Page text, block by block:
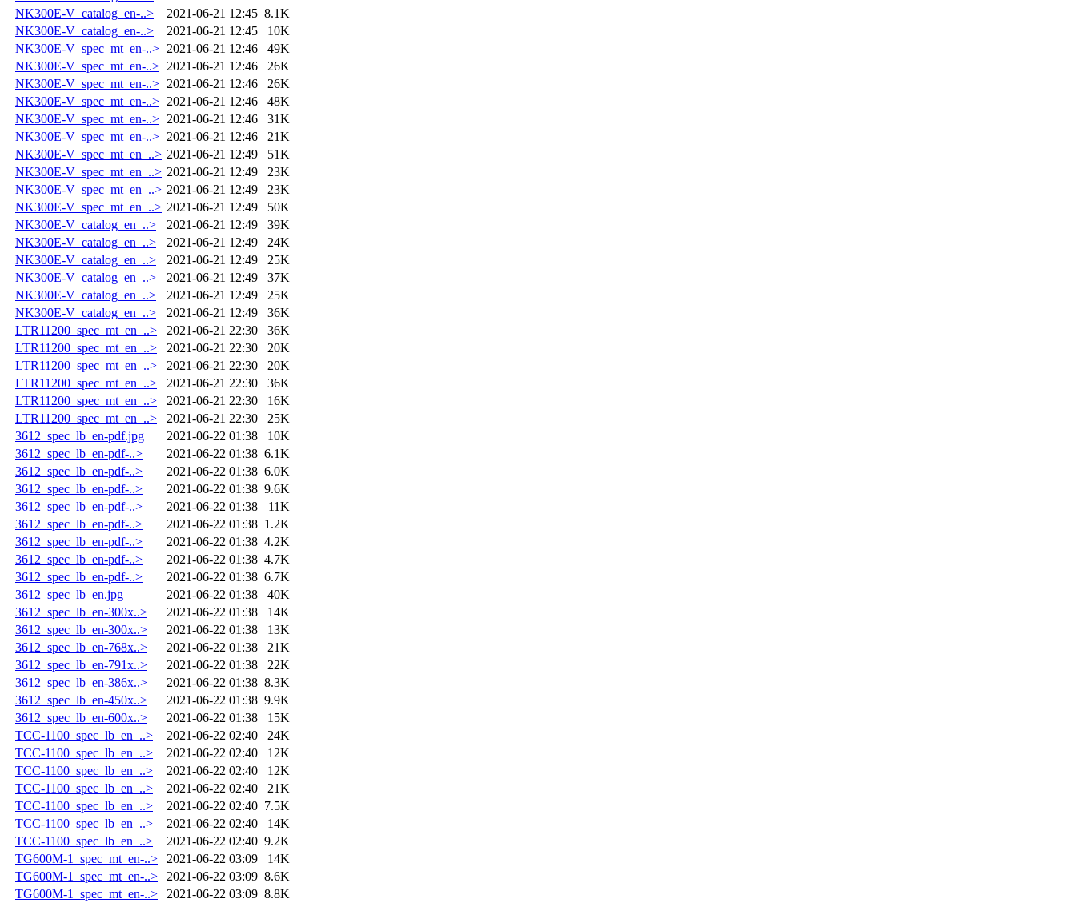
NK300E-V_catalog_en-..>
2021-06-21 12:45 8.1K
NK300E-V_catalog_en-..>
2021-06-21 12:45
10K
NK300E-V_spec_mt_en-..> 2021-06-21 12:46
49K
NK300E-V_spec_mt_en-..> 2021-06-21 12:46
26K
NK300E-V_spec_mt_en-..> 2021-06-21 12:46
26K
NK300E-V_spec_mt_en-..> 2021-06-21 12:46
48K
NK300E-V_spec_mt_en-..> 2021-06-21 12:46
31K
NK300E-V_spec_mt_en-..> 2021-06-21 12:46
21K
NK300E-V_spec_mt_en_..> 2021-06-21 12:49
51K
NK300E-V_spec_mt_en_..> 2021-06-21 12:49
23K
NK300E-V_spec_mt_en_..> 2021-06-21 12:49
23K
NK300E-V_spec_mt_en_..> 2021-06-21 12:49
50K
NK300E-V_catalog_en_..>
2021-06-21 12:49
39K
NK300E-V_catalog_en_..>
2021-06-21 12:49
24K
NK300E-V_catalog_en_..>
2021-06-21 12:49
25K
NK300E-V_catalog_en_..>
2021-06-21 12:49
37K
NK300E-V_catalog_en_..>
2021-06-21 12:49
25K
NK300E-V_catalog_en_..>
2021-06-21 12:49
36K
LTR11200_spec_mt_en_..>
2021-06-21 22:30
36K
LTR11200_spec_mt_en_..>
2021-06-21 22:30
20K
LTR11200_spec_mt_en_..>
2021-06-21 22:30
20K
LTR11200_spec_mt_en_..>
2021-06-21 22:30
36K
LTR11200_spec_mt_en_..>
2021-06-21 22:30
16K
LTR11200_spec_mt_en_..>
2021-06-21 22:30
25K
3612_spec_lb_en-pdf.jpg
2021-06-22 01:38
10K
3612_spec_lb_en-pdf-..>
2021-06-22 01:38 6.1K
3612_spec_lb_en-pdf-..>
2021-06-22 01:38 6.0K
3612_spec_lb_en-pdf-..>
2021-06-22 01:38 9.6K
3612_spec_lb_en-pdf-..>
2021-06-22 01:38
11K
3612_spec_lb_en-pdf-..>
2021-06-22 01:38 1.2K
3612_spec_lb_en-pdf-..>
2021-06-22 01:38 4.2K
3612_spec_lb_en-pdf-..>
2021-06-22 01:38 4.7K
3612_spec_lb_en-pdf-..>
2021-06-22 01:38 6.7K
3612_spec_lb_en.jpg
2021-06-22 01:38
40K
3612_spec_lb_en-300x..>
2021-06-22 01:38
14K
3612_spec_lb_en-300x..>
2021-06-22 01:38
13K
3612_spec_lb_en-768x..>
2021-06-22 01:38
21K
3612_spec_lb_en-791x..>
2021-06-22 01:38
22K
3612_spec_lb_en-386x..>
2021-06-22 01:38 8.3K
3612_spec_lb_en-450x..>
2021-06-22 01:38 9.9K
3612_spec_lb_en-600x..>
2021-06-22 01:38
15K
TCC-1100_spec_lb_en_..>
2021-06-22 02:40
24K
TCC-1100_spec_lb_en_..>
2021-06-22 02:40
12K
TCC-1100_spec_lb_en_..>
2021-06-22 02:40
12K
TCC-1100_spec_lb_en_..>
2021-06-22 02:40
21K
TCC-1100_spec_lb_en_..>
2021-06-22 02:40 7.5K
TCC-1100_spec_lb_en_..>
2021-06-22 02:40
14K
TCC-1100_spec_lb_en_..>
2021-06-22 02:40 9.2K
TG600M-1_spec_mt_en-..>
2021-06-22 03:09
14K
TG600M-1_spec_mt_en-..>
2021-06-22 03:09 8.6K
TG600M-1_spec_mt_en-..>
2021-06-22 03:09 8.8K